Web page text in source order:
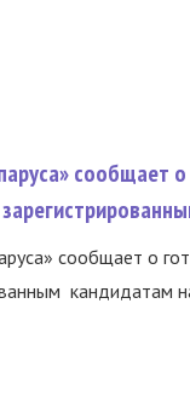
сообщает о
сообщает о
кандидатам